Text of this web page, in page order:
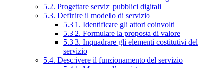
5.2. Progettare servizi pubblici digitali
5.3. Definire il modello di servizio
5.3.1. Identificare gli attori coinvolti
5.3.2. Formulare la proposta di valore
5.3.3. Inquadrare gli elementi costitutivi del
servizio
5.4. Descrivere il funzionamento del servizio